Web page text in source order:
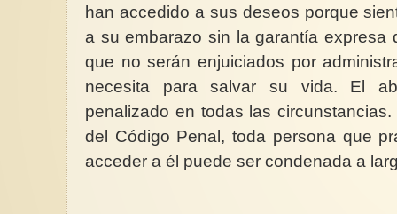
han accedido a sus deseos porque
a su embarazo sin la garantía expresa
que no serán enjuiciados por
necesita para salvar su vida. El
penalizado en todas las
del Código Penal, toda persona que
acceder a él puede ser condenada a